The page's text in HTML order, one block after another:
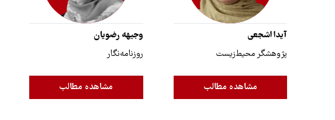
آیدا اشجعی
پژوهشگر محیط‌زیست
مشاهده مطالب
وجیهه رضویان
روزنامه‌نگار
مشاهده مطالب